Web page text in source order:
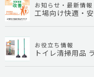
お知らせ・最新情報
工場向け快適・
お役立ち情報
トイレ清掃用品